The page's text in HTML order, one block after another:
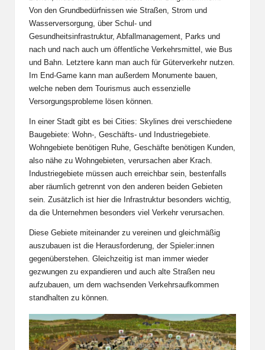
Von den Grundbedürfnissen wie Straßen, Strom und
Wasserversorgung, über Schul- und
Gesundheitsinfrastruktur, Abfallmanagement, Parks und
nach und nach auch um öffentliche Verkehrsmittel, wie Bus
und Bahn. Letztere kann man auch für Güterverkehr nutzen.
Im End-Game kann man außerdem Monumente bauen,
welche neben dem Tourismus auch essenzielle
Versorgungsprobleme lösen können.
In einer Stadt gibt es bei Cities: Skylines drei verschiedene
Baugebiete: Wohn-, Geschäfts- und Industriegebiete.
Wohngebiete benötigen Ruhe, Geschäfte benötigen Kunden,
also nähe zu Wohngebieten, verursachen aber Krach.
Industriegebiete müssen auch erreichbar sein, bestenfalls
aber räumlich getrennt von den anderen beiden Gebieten
sein. Zusätzlich ist hier die Infrastruktur besonders wichtig,
da die Unternehmen besonders viel Verkehr verursachen.
Diese Gebiete miteinander zu vereinen und gleichmäßig
auszubauen ist die Herausforderung, der Spieler:innen
gegenüberstehen. Gleichzeitig ist man immer wieder
gezwungen zu expandieren und auch alte Straßen neu
aufzubauen, um dem wachsenden Verkehrsaufkommen
standhalten zu können.